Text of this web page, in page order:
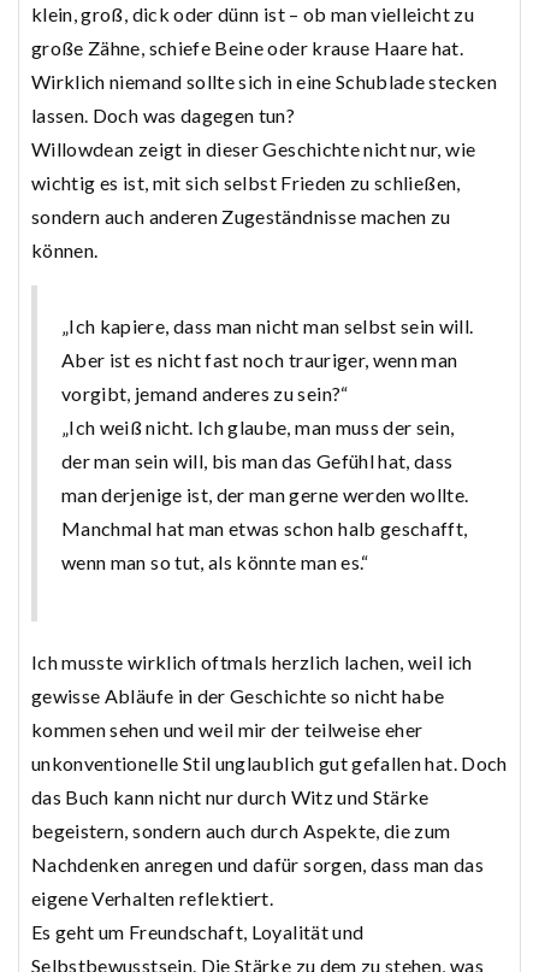
klein, groß, dick oder dünn ist – ob man vielleicht zu
große Zähne, schiefe Beine oder krause Haare hat.
Wirklich niemand sollte sich in eine Schublade stecken
lassen. Doch was dagegen tun?
Willowdean zeigt in dieser Geschichte nicht nur, wie
wichtig es ist, mit sich selbst Frieden zu schließen,
sondern auch anderen Zugeständnisse machen zu
können.
„Ich kapiere, dass man nicht man selbst sein will.
Aber ist es nicht fast noch trauriger, wenn man
vorgibt, jemand anderes zu sein?“
„Ich weiß nicht. Ich glaube, man muss der sein,
der man sein will, bis man das Gefühl hat, dass
man derjenige ist, der man gerne werden wollte.
Manchmal hat man etwas schon halb geschafft,
wenn man so tut, als könnte man es.“
Ich musste wirklich oftmals herzlich lachen, weil ich
gewisse Abläufe in der Geschichte so nicht habe
kommen sehen und weil mir der teilweise eher
unkonventionelle Stil unglaublich gut gefallen hat. Doch
das Buch kann nicht nur durch Witz und Stärke
begeistern, sondern auch durch Aspekte, die zum
Nachdenken anregen und dafür sorgen, dass man das
eigene Verhalten reflektiert.
Es geht um Freundschaft, Loyalität und
Selbstbewusstsein. Die Stärke zu dem zu stehen, was